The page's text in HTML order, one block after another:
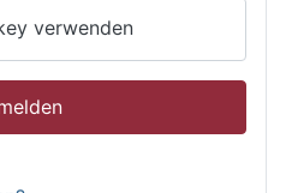
verwenden